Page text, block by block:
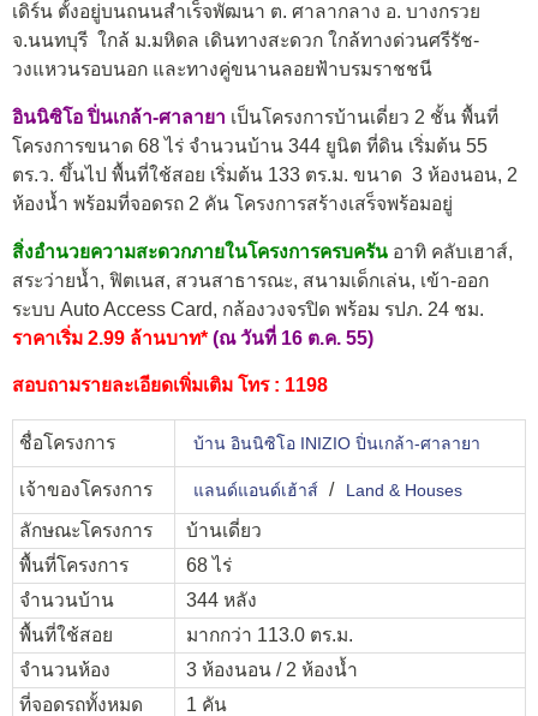
เดิร์น ตั้งอยู่บนถนนสำเร็จพัฒนา ต. ศาลากลาง อ. บางกรวย
จ.นนทบุรี ใกล้ ม.มหิดล เดินทางสะดวก ใกล้ทางด่วนศรีรัช-
วงแหวนรอบนอก และทางคู่ขนานลอยฟ้าบรมราชชนี
อินนิซิโอ ปิ่นเกล้า-ศาลายา เป็นโครงการบ้านเดี่ยว 2 ชั้น พื้นที่
โครงการขนาด 68 ไร่ จำนวนบ้าน 344 ยูนิต ที่ดิน เริ่มต้น 55
ตร.ว. ขึ้นไป พื้นที่ใช้สอย เริ่มต้น 133 ตร.ม. ขนาด 3 ห้องนอน, 2
ห้องน้ำ พร้อมที่จอดรถ 2 คัน โครงการสร้างเสร็จพร้อมอยู่
สิ่งอำนวยความสะดวกภายในโครงการครบครัน อาทิ คลับเฮาส์,
สระว่ายน้ำ, ฟิตเนส, สวนสาธารณะ, สนามเด็กเล่น, เข้า-ออก
ระบบ Auto Access Card, กล้องวงจรปิด พร้อม รปภ. 24 ชม.
ราคาเริ่ม 2.99 ล้านบาท* (ณ วันที่ 16 ต.ค. 55)
สอบถามรายละเอียดเพิ่มเติม โทร : 1198
ชื่อโครงการ บ้าน อินนิซิโอ INIZIO ปิ่นเกล้า-ศาลายา
เจ้าของโครงการ แลนด์แอนด์เฮ้าส์ / Land & Houses
ลักษณะโครงการ
บ้านเดี่ยว
พื้นที่โครงการ
68 ไร่
จำนวนบ้าน
344 หลัง
พื้นที่ใช้สอย
มากกว่า 113.0 ตร.ม.
จำนวนห้อง
3 ห้องนอน / 2 ห้องน้ำ
ที่จอดรถทั้งหมด
1 คัน